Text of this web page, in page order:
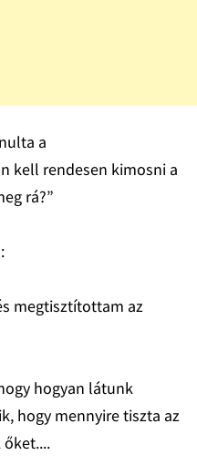
a
kell rendesen kimosni a
rá?”
megtisztítottam az
hogyan látunk
hogy mennyire tiszta az